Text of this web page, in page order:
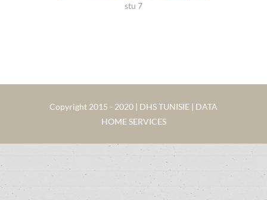
stu 7
Copyright 2015 - 2020 | DHS TUNISIE | DATA
HOME SERVICES